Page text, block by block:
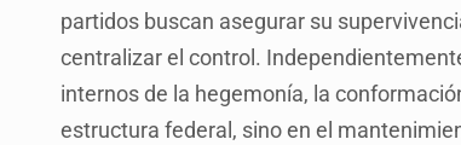
partidos buscan asegurar su
centralizar el control.
internos de la hegemonía, la
estructura federal, sino en el